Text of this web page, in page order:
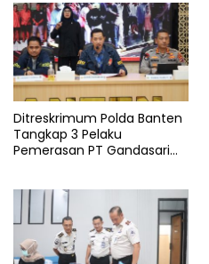
Ditreskrimum Polda Banten
Tangkap 3 Pelaku
Pemerasan PT Gandasari